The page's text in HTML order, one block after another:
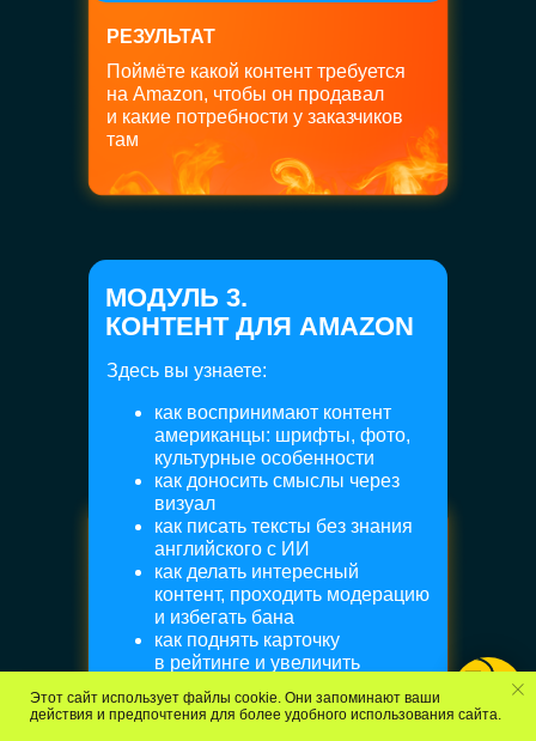
РЕЗУЛЬТАТ
Поймёте какой контент требуется
на Amazon, чтобы он продавал
и какие потребности у заказчиков
там
МОДУЛЬ 3.
КОНТЕНТ ДЛЯ AMAZON
Здесь вы узнаете:
как воспринимают контент
американцы: шрифты, фото,
культурные особенности
как доносить смыслы через
визуал
как писать тексты без знания
английского с ИИ
как делать интересный
контент, проходить модерацию
и избегать бана
как поднять карточку
в рейтинге и увеличить
что такое концепция карточки
Навигация
Реквизиты
Для кого
Бонусы
Тарифы
Автор курса
Социальные сети
Max
Яндекс. Дзен
ИП Пулькин Андрей Геннадьевич
ИНН 291401614620
pulkin-andrey@mail.ru
Договор оферты
RuTube
Этот сайт использует файлы cookie. Они запоминают ваши
действия и предпочтения для более удобного использования сайта.